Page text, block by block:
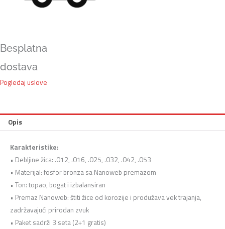
Besplatna
dostava
Pogledaj uslove
Opis
Karakteristike:
• Debljine žica: .012, .016, .025, .032, .042, .053
• Materijal: fosfor bronza sa Nanoweb premazom
• Ton: topao, bogat i izbalansiran
• Premaz Nanoweb: štiti žice od korozije i produžava vek trajanja,
zadržavajući prirodan zvuk
• Paket sadrži 3 seta (2+1 gratis)